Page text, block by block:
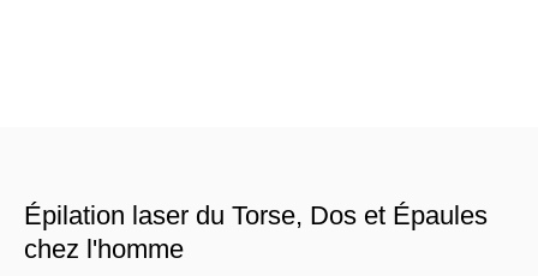
Épilation laser du Torse, Dos et Épaules
chez l'homme